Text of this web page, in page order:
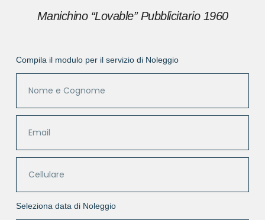
Manichino “Lovable” Pubblicitario 1960
Compila il modulo per il servizio di Noleggio
Seleziona data di Noleggio